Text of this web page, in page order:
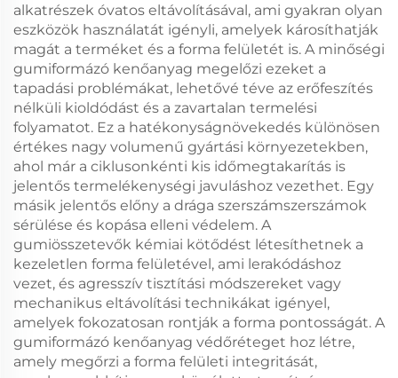
alkatrészek óvatos eltávolításával, ami gyakran olyan
eszközök használatát igényli, amelyek károsíthatják
magát a terméket és a forma felületét is. A minőségi
gumiformázó kenőanyag megelőzi ezeket a
tapadási problémákat, lehetővé téve az erőfeszítés
nélküli kioldódást és a zavartalan termelési
folyamatot. Ez a hatékonyságnövekedés különösen
értékes nagy volumenű gyártási környezetekben,
ahol már a ciklusonkénti kis időmegtakarítás is
jelentős termelékenységi javuláshoz vezethet. Egy
másik jelentős előny a drága szerszámszerszámok
sérülése és kopása elleni védelem. A
gumiösszetevők kémiai kötődést létesíthetnek a
kezeletlen forma felületével, ami lerakódáshoz
vezet, és agresszív tisztítási módszereket vagy
mechanikus eltávolítási technikákat igényel,
amelyek fokozatosan rontják a forma pontosságát. A
gumiformázó kenőanyag védőréteget hoz létre,
amely megőrzi a forma felületi integritását,